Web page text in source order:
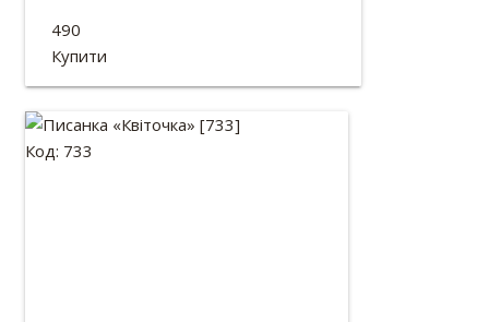
Розписне яйце дерев'яне - писанка.
Розмір: 13*7см
490
Купити
Код: 733